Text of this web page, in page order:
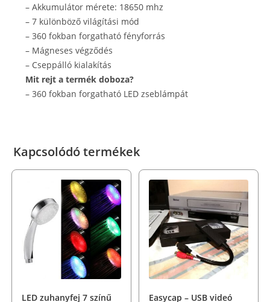
– Akkumulátor mérete: 18650 mhz
– 7 különböző világítási mód
– 360 fokban forgatható fényforrás
– Mágneses végződés
– Cseppálló kialakítás
Mit rejt a termék doboza?
– 360 fokban forgatható LED zseblámpát
Kapcsolódó termékek
LED zuhanyfej 7 színű
Easycap – USB videó